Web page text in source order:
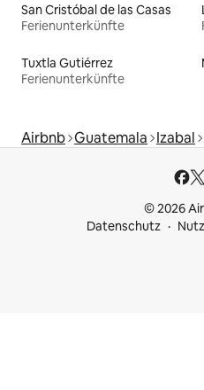
San Cristóbal de las Casas
Ferienunterkünfte
Tuxtla Gutiérrez
Ferienunterkünfte
Airbnb Guatemala Izabal
© 2026
Datenschutz